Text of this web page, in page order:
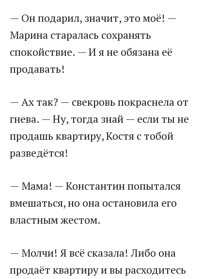
— Он подарил, значит, это моё! —
Марина старалась сохранять
спокойствие. — И я не обязана её
продавать!
— Ах так? — свекровь покраснела от
гнева. — Ну, тогда знай — если ты не
продашь квартиру, Костя с тобой
разведётся!
— Мама! — Константин попытался
вмешаться, но она остановила его
властным жестом.
— Молчи! Я всё сказала! Либо она
продаёт квартиру и вы расходитесь